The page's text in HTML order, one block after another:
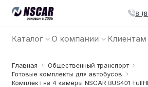
8
Каталог О компании Клиентам
Главная
Общественный транспорт
Готовые комплекты для автобусов
Комплект на 4 камеры NSCAR BUS401